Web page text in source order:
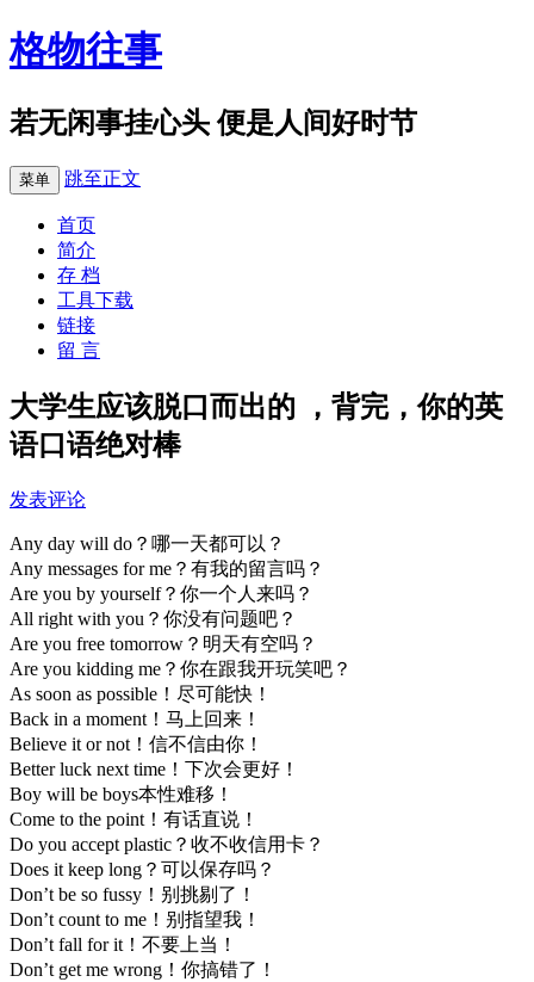
格物往事
若无闲事挂心头 便是人间好时节
菜单 跳至正文
首页
简介
存 档
工具下载
链接
留 言
大学生应该脱口而出的 ，背完，你的英
语口语绝对棒
发表评论
Any day will do？哪一天都可以？
Any messages for me？有我的留言吗？
Are you by yourself？你一个人来吗？
All right with you？你没有问题吧？
Are you free tomorrow？明天有空吗？
Are you kidding me？你在跟我开玩笑吧？
As soon as possible！尽可能快！
Back in a moment！马上回来！
Believe it or not！信不信由你！
Better luck next time！下次会更好！
Boy will be boys本性难移！
Come to the point！有话直说！
Do you accept plastic？收不收信用卡？
Does it keep long？可以保存吗？
Don’t be so fussy！别挑剔了！
Don’t count to me！别指望我！
Don’t fall for it！不要上当！
Don’t get me wrong！你搞错了！